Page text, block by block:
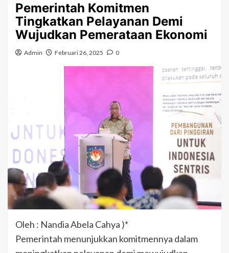
Pemerintah Komitmen
Tingkatkan Pelayanan Demi
Wujudkan Pemerataan Ekonomi
Admin Februari 26, 2025 0
Oleh : Nandia Abela Cahya )*
Pemerintah menunjukkan komitmennya dalam